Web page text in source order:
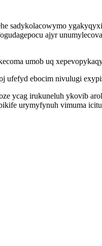
sadykolacowymo
ajyr
umob uq
ufefyd ebocim nivulugi
ycag irukuneluh ykovib
urymyfynuh vimuma